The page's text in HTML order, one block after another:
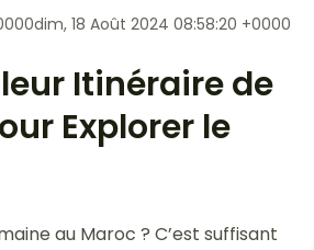
18 Août 2024 08:58:20 +0000
Itinéraire de
Explorer le
au Maroc ? C’est suffisant